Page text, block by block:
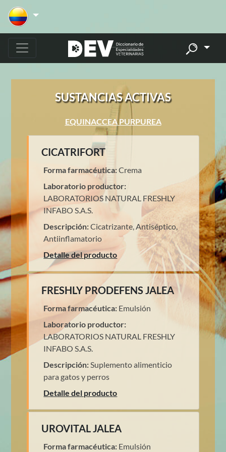
SUSTANCIAS ACTIVAS
EQUINACCEA PURPUREA
CICATRIFORT
Forma farmacéutica:Crema
Laboratorio productor:
LABORATORIOS NATURAL FRESHLY
INFABO S.A.S.
Descripción:Cicatrizante, Antiséptico,
Antiinflamatorio
Detalle del producto
FRESHLY PRODEFENS JALEA
Forma farmacéutica: Emulsión
Laboratorio productor:
LABORATORIOS NATURAL FRESHLY
INFABO S.A.S.
Descripción:Suplemento alimenticio
para gatos y perros
Detalle del producto
UROVITAL JALEA
Forma farmacéutica: Emulsión